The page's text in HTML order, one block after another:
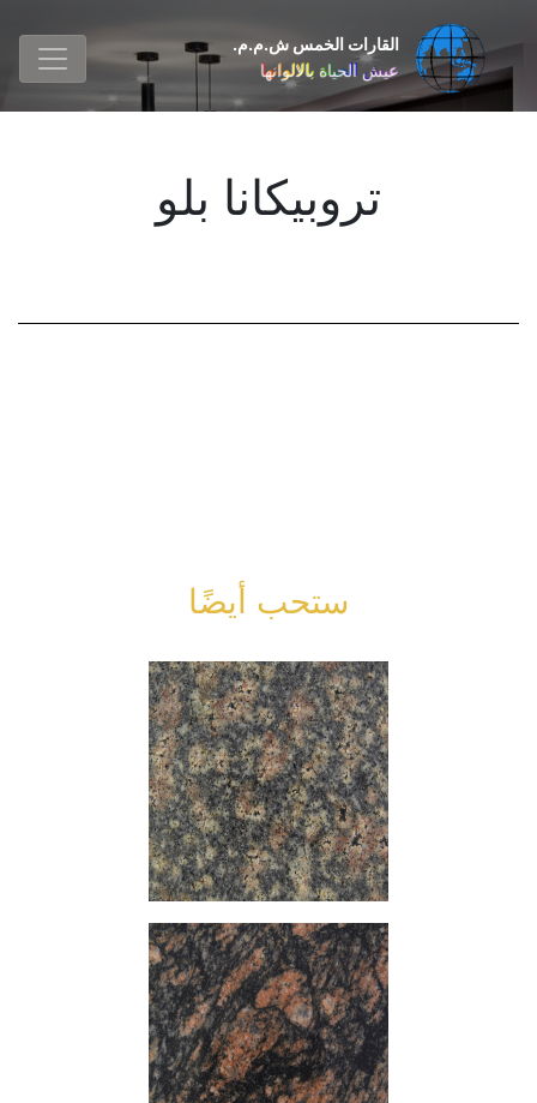
القارات الخمس ش.م.م.
عيش الحياة بالالوانها
تروبیکانا بلو
ستحب أيضًا